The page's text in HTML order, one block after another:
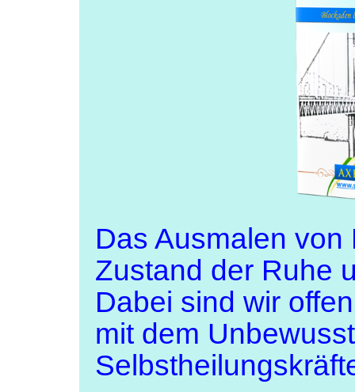
Das Ausmalen
Zustand der Ruhe
Dabei sind wir
mit dem